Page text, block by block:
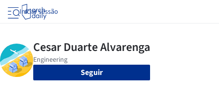
Iniciar sessão
Seguir